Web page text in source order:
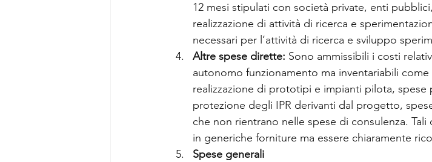
12 mesi stipulati con società private, enti
realizzazione di attività di ricerca e
necessari per l’attività di ricerca e sviluppo
Altre spese dirette: Sono ammissibili i costi
autonomo funzionamento ma inventariabili
realizzazione di prototipi e impianti pilota,
protezione degli IPR derivanti dal progetto,
che non rientrano nelle spese di consulenza.
in generiche forniture ma essere chiaramente
Spese generali